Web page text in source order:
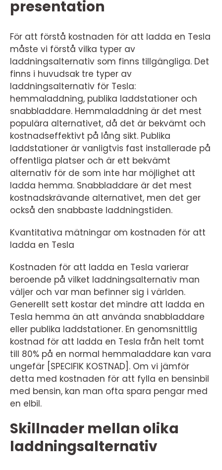
presentation
För att förstå kostnaden för att ladda en Tesla
måste vi förstå vilka typer av
laddningsalternativ som finns tillgängliga. Det
finns i huvudsak tre typer av
laddningsalternativ för Tesla:
hemmaladdning, publika laddstationer och
snabbladdare. Hemmaladdning är det mest
populära alternativet, då det är bekvämt och
kostnadseffektivt på lång sikt. Publika
laddstationer är vanligtvis fast installerade på
offentliga platser och är ett bekvämt
alternativ för de som inte har möjlighet att
ladda hemma. Snabbladdare är det mest
kostnadskrävande alternativet, men det ger
också den snabbaste laddningstiden.
Kvantitativa mätningar om kostnaden för att
ladda en Tesla
Kostnaden för att ladda en Tesla varierar
beroende på vilket laddningsalternativ man
väljer och var man befinner sig i världen.
Generellt sett kostar det mindre att ladda en
Tesla hemma än att använda snabbladdare
eller publika laddstationer. En genomsnittlig
kostnad för att ladda en Tesla från helt tomt
till 80% på en normal hemmaladdare kan vara
ungefär [SPECIFIK KOSTNAD]. Om vi jämför
detta med kostnaden för att fylla en bensinbil
med bensin, kan man ofta spara pengar med
en elbil.
Skillnader mellan olika
laddningsalternativ